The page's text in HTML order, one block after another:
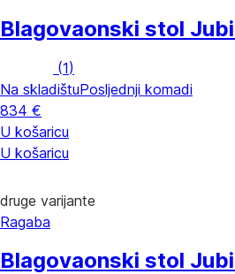
Blagovaonski stol Jubi
(1)
Na skladištuPosljednji komadi
834 €
U košaricu
U košaricu
druge varijante
Ragaba
Blagovaonski stol Jubi